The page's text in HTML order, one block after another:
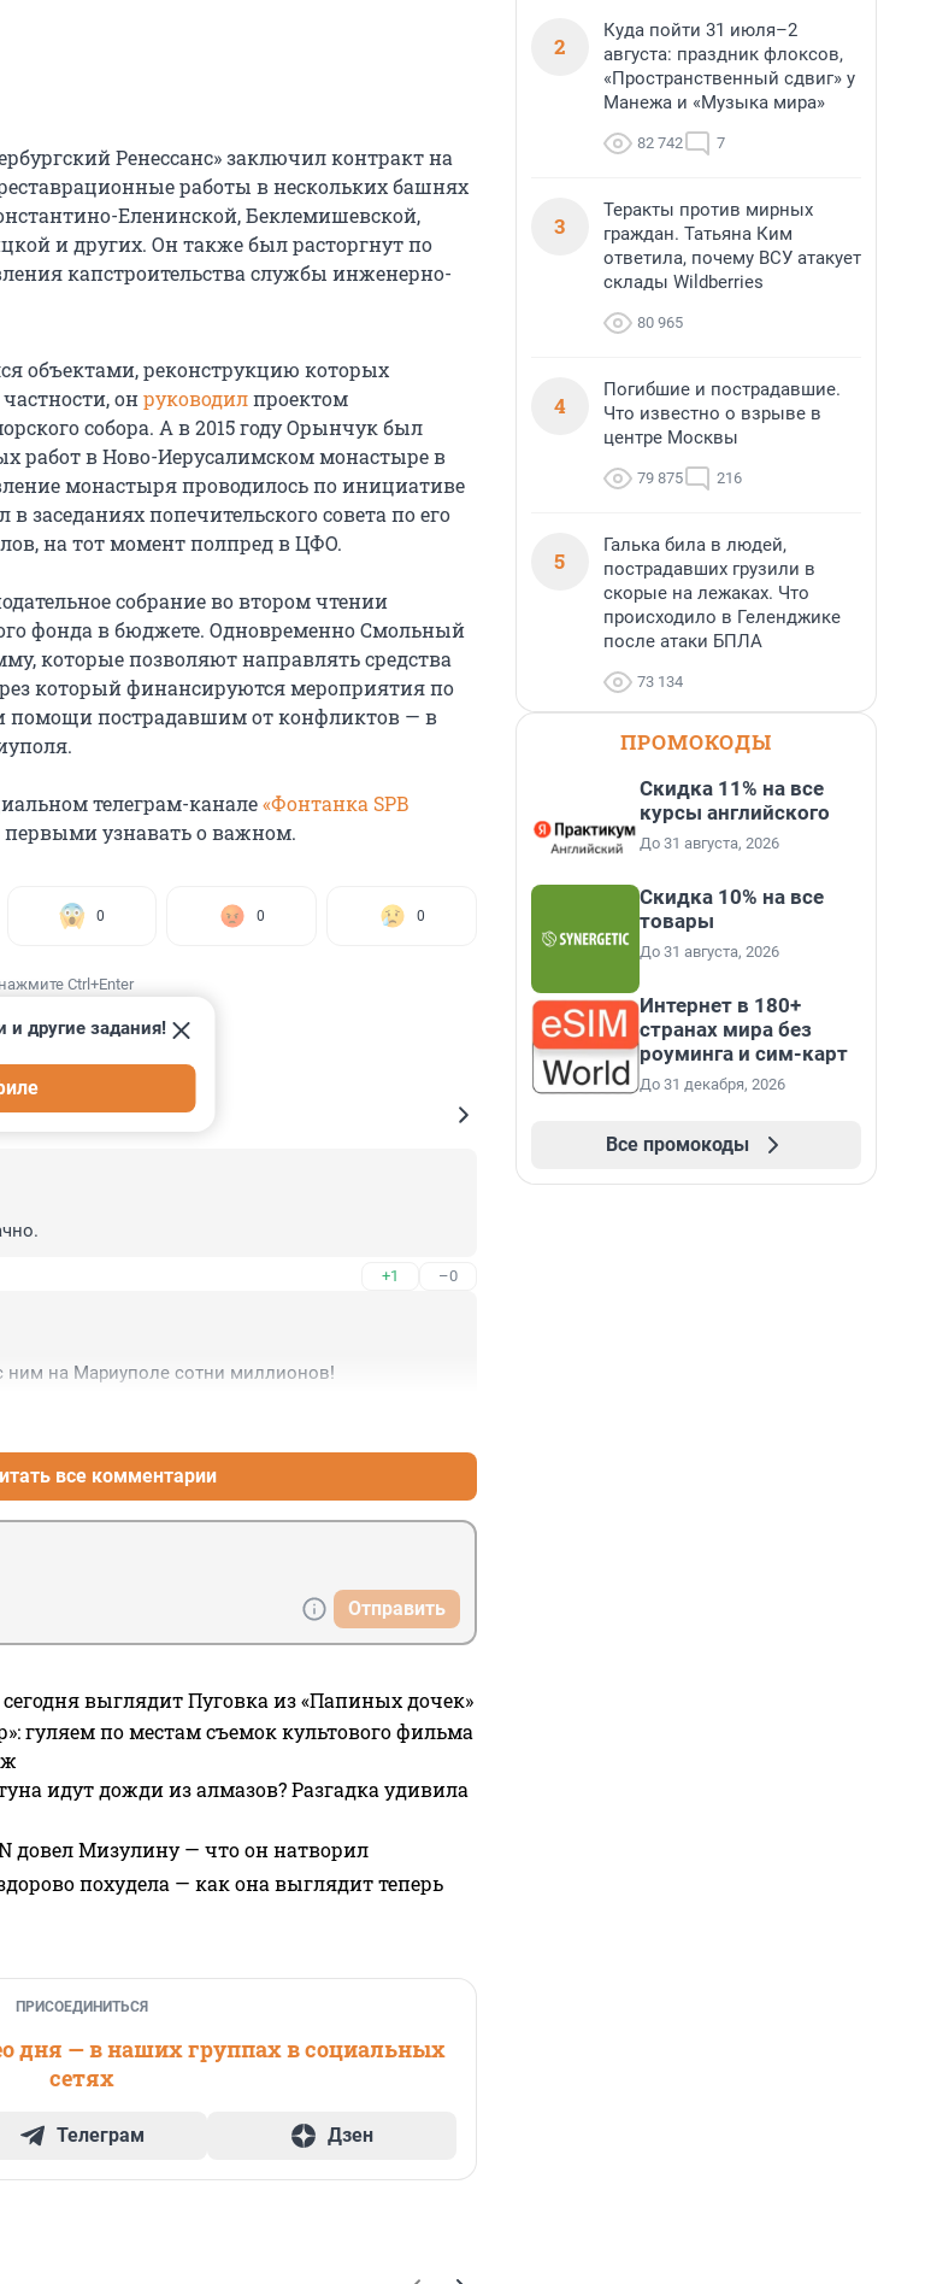
Ренессанс» заключил контракт на
работы в нескольких башнях
Еленинской, Беклемишевской,
и других. Он также был расторгнут по
капстроительства службы инженерно-
объектами, реконструкцию которых
онруководилпроектом
собора. А в 2015 году Орынчук был
работ в Ново-Иерусалимском монастыре в
монастыря проводилось по инициативе
заседаниях попечительского совета по его
на тот момент полпред в ЦФО.
собрание во втором чтении
фонда в бюджете. Одновременно Смольный
которые позволяют направлять средства
который финансируются мероприятия по
помощи пострадавшим от конфликтов — в
телеграм-канале«Фонтанка SPB
первыми узнавать о важном.
0 0 0
Ctrl+Enter
и другие задания!
+1 –0
на Мариуполе сотни миллионов!
все комментарии
Отправить
выглядит Пуговка из «Папиных дочек»
гуляем по местам съемок культового фильма
идут дожди из алмазов? Разгадка удивила
довел Мизулину — что он натворил
похудела — как она выглядит теперь
ПРИСОЕДИНИТЬСЯ
дня — в наших группах в социальных
сетях
Телеграм Дзен
2
Куда пойти 31 июля–2
августа: праздник флоксов,
«Пространственный сдвиг» у
Манежа и «Музыка мира»
82 742 7
3
Теракты против мирных
граждан. Татьяна Ким
ответила, почему ВСУ атакует
склады Wildberries
80 965
4
Погибшие и пострадавшие.
Что известно о взрыве в
центре Москвы
79 875 216
5
Галька била в людей,
пострадавших грузили в
скорые на лежаках. Что
происходило в Геленджике
после атаки БПЛА
73 134
ПРОМОКОДЫ
Скидка 11% на все
курсы английского
До 31 августа, 2026
Скидка 10% на все
товары
До 31 августа, 2026
Интернет в 180+
странах мира без
роуминга и сим-карт
До 31 декабря, 2026
Все промокоды